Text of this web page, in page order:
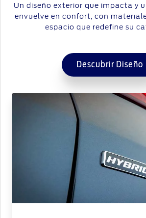
Un diseño exterior que impacta y
envuelve en confort, con
espacio que redefine su
Descubrir Diseño